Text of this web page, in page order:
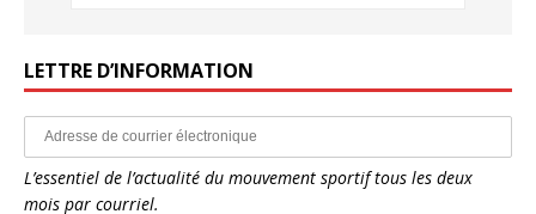
LETTRE D’INFORMATION
L’essentiel de l’actualité du mouvement sportif tous les deux
mois par courriel.